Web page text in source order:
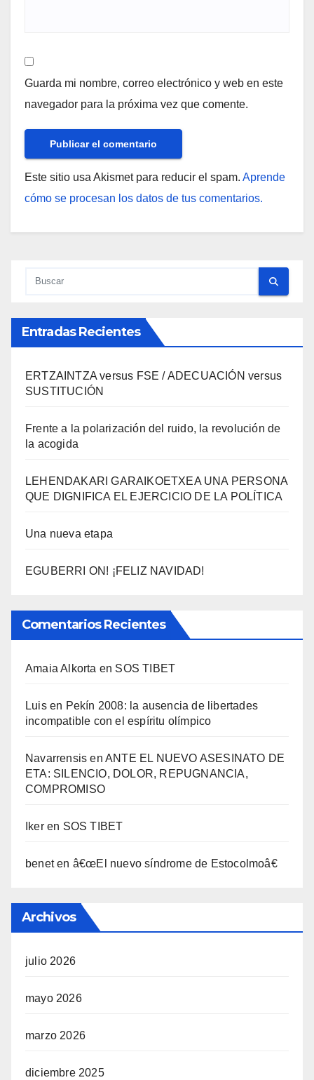
Guarda mi nombre, correo electrónico y web en este
navegador para la próxima vez que comente.
Este sitio usa Akismet para reducir el spam. Aprende
cómo se procesan los datos de tus comentarios.
Entradas Recientes
ERTZAINTZA versus FSE / ADECUACIÓN versus
SUSTITUCIÓN
Frente a la polarización del ruido, la revolución de
la acogida
LEHENDAKARI GARAIKOETXEA UNA PERSONA
QUE DIGNIFICA EL EJERCICIO DE LA POLÍTICA
Una nueva etapa
EGUBERRI ON! ¡FELIZ NAVIDAD!
Comentarios Recientes
Amaia Alkorta en SOS TIBET
Luisen Pekí­n 2008: la ausencia de libertades
incompatible con el espí­ritu olí­mpico
Navarrensis enANTE EL NUEVO ASESINATO DE
ETA: SILENCIO, DOLOR, REPUGNANCIA,
COMPROMISO
Ikeren SOS TIBET
beneten â€œEl nuevo sí­ndrome de Estocolmoâ€
Archivos
julio 2026
mayo 2026
marzo 2026
diciembre 2025